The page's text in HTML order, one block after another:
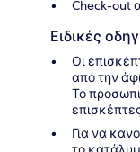
Check-out
Ειδικές
Οι
από την
Το
Για να